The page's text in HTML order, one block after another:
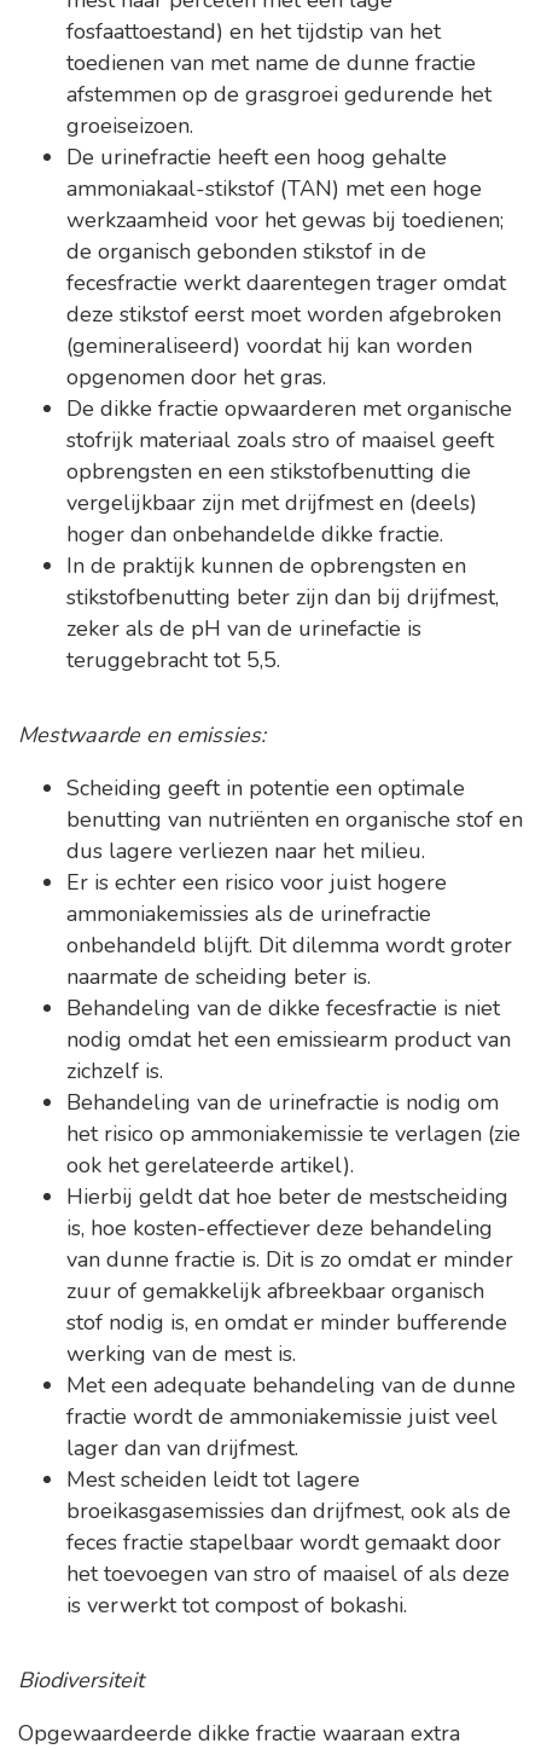
fosfaattoestand) en het tijdstip van het
toedienen van met name de dunne fractie
afstemmen op de grasgroei gedurende het
groeiseizoen.
De urinefractie heeft een hoog gehalte
ammoniakaal-stikstof (TAN) met een hoge
werkzaamheid voor het gewas bij toedienen;
de organisch gebonden stikstof in de
fecesfractie werkt daarentegen trager omdat
deze stikstof eerst moet worden afgebroken
(gemineraliseerd) voordat hij kan worden
opgenomen door het gras.
De dikke fractie opwaarderen met organische
stofrijk materiaal zoals stro of maaisel geeft
opbrengsten en een stikstofbenutting die
vergelijkbaar zijn met drijfmest en (deels)
hoger dan onbehandelde dikke fractie.
In de praktijk kunnen de opbrengsten en
stikstofbenutting beter zijn dan bij drijfmest,
zeker als de pH van de urinefactie is
teruggebracht tot 5,5.
Mestwaarde en emissies:
Scheiding geeft in potentie een optimale
benutting van nutriënten en organische stof en
dus lagere verliezen naar het milieu.
Er is echter een risico voor juist hogere
ammoniakemissies als de urinefractie
onbehandeld blijft. Dit dilemma wordt groter
naarmate de scheiding beter is.
Behandeling van de dikke fecesfractie is niet
nodig omdat het een emissiearm product van
zichzelf is.
Behandeling van de urinefractie is nodig om
het risico op ammoniakemissie te verlagen (zie
ook het gerelateerde artikel).
Hierbij geldt dat hoe beter de mestscheiding
is, hoe kosten-effectiever deze behandeling
van dunne fractie is. Dit is zo omdat er minder
zuur of gemakkelijk afbreekbaar organisch
stof nodig is, en omdat er minder bufferende
werking van de mest is.
Met een adequate behandeling van de dunne
fractie wordt de ammoniakemissie juist veel
lager dan van drijfmest.
Mest scheiden leidt tot lagere
broeikasgasemissies dan drijfmest, ook als de
feces fractie stapelbaar wordt gemaakt door
het toevoegen van stro of maaisel of als deze
is verwerkt tot compost of bokashi.
Biodiversiteit
Opgewaardeerde dikke fractie waaraan extra